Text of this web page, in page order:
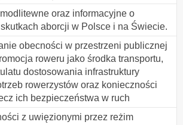
oraz informacyjne o
aborcji w Polsce i na Świecie.
obecności w przestrzeni publicznej
roweru jako środka transportu,
dostosowania infrastruktury
rowerzystów oraz konieczności
ich bezpieczeństwa w ruch
z uwięzionymi przez reżim